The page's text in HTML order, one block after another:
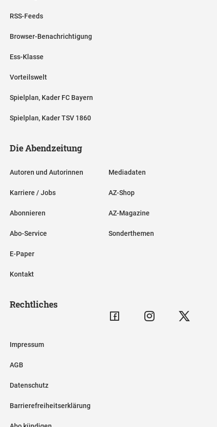
RSS-Feeds
Browser-Benachrichtigung
Ess-Klasse
Vorteilswelt
Spielplan, Kader FC Bayern
Spielplan, Kader TSV 1860
Die Abendzeitung
Autoren und Autorinnen
Karriere / Jobs
Abonnieren
Abo-Service
E-Paper
Kontakt
Mediadaten
AZ-Shop
AZ-Magazine
Sonderthemen
Rechtliches
Impressum
AGB
Datenschutz
Barrierefreiheitserklärung